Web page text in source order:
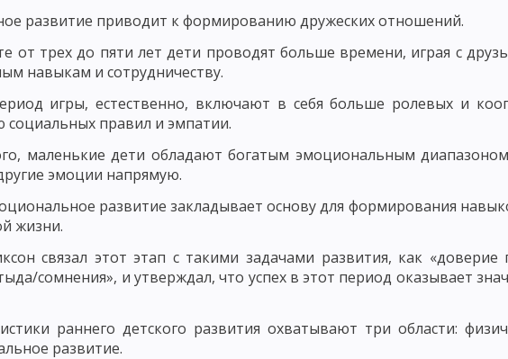
ФОРМИРОВАНИЕ ЗНАНИЙ И НАВЫКОВ КАК СОСТАВЛЯЮЩАЯ УЧЕБНОГО
ОБРАЗОВАТЕЛЬНАЯ ФУНКЦИЯ УЧЕБНОГО ПРОЦЕССА
ФУНКЦИЯ САМОСОВЕРШЕНСТВОВАНИЯ
КОНЦЕПЦИЯ ОБУЧЕНИЯ. ЛИНЕЙНОЕ ПРОГРАММИРОВАНИЕ
ОБУЧЕНИЕ ТЕОРИЯ ПОЭТАПНОГО ФОРМИРОВАНИЯ УМСТВЕННЫХ ДЕЙСТВИЙ
ОБУЧЕНИЯ РАЗВИВАЮЩЕЕ ОБУЧЕНИЕ ТЕХНОЛОГИЯ ОБУЧЕНИЯ
КОНЦЕПЦИИ ПЕДАГОГИКИ
ПРОЦЕССА ЗАКОНОМЕРНОСТИ УЧЕБНОГО ПРОЦЕССА И ИХ КЛАССИФИКАЦИЯ
развитие приводит к формированию дружеских отношений.
от трех до пяти лет дети проводят больше времени, играя с
навыкам и сотрудничеству.
игры, естественно, включают в себя больше ролевых и
социальных правил и эмпатии.
маленькие дети обладают богатым эмоциональным
эмоции напрямую.
развитие закладывает основу для формирования
жизни.
связал этот этап с такими задачами развития, как
сомнения», и утверждал, что успех в этот период оказывает
раннего детского развития охватывают три области:
развитие.